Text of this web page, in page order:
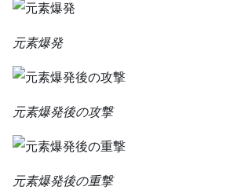
元素爆発
元素爆発後の攻撃
元素爆発後の重撃